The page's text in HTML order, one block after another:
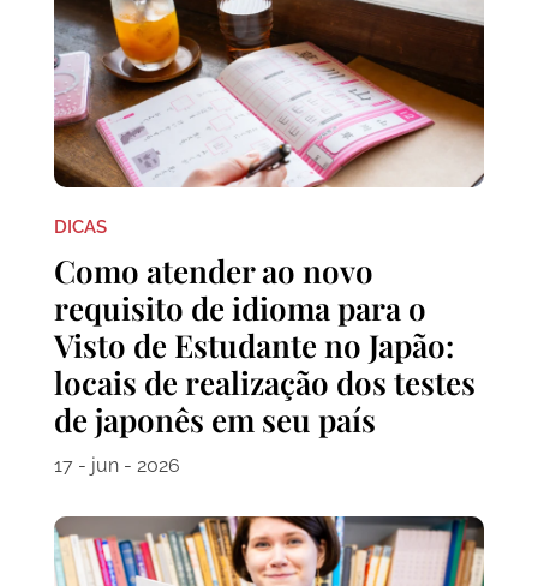
DICAS
Como atender ao novo
requisito de idioma para o
Visto de Estudante no Japão:
locais de realização dos testes
de japonês em seu país
17 - jun - 2026